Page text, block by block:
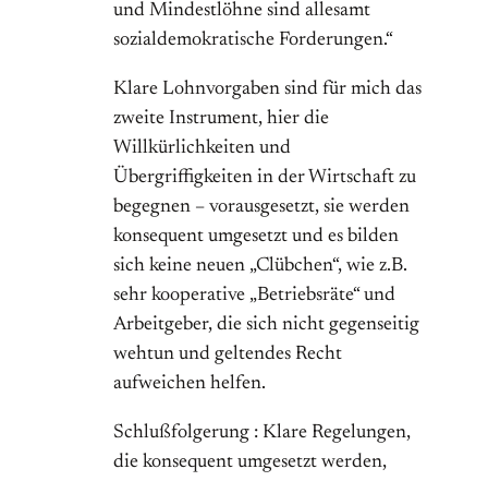
und Mindestlöhne sind allesamt
sozialdemokratische Forderungen.“
Klare Lohnvorgaben sind für mich das
zweite Instrument, hier die
Willkürlichkeiten und
Übergriffigkeiten in der Wirtschaft zu
begegnen – vorausgesetzt, sie werden
konsequent umgesetzt und es bilden
sich keine neuen „Clübchen“, wie z.B.
sehr kooperative „Betriebsräte“ und
Arbeitgeber, die sich nicht gegenseitig
wehtun und geltendes Recht
aufweichen helfen.
Schlußfolgerung : Klare Regelungen,
die konsequent umgesetzt werden,